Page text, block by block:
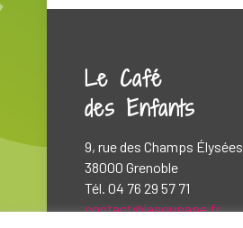
Le Café
des Enfants
9, rue des Champs Élysées
38000 Grenoble
Tél. 04 76 29 57 71
contact@lasoupape.fr